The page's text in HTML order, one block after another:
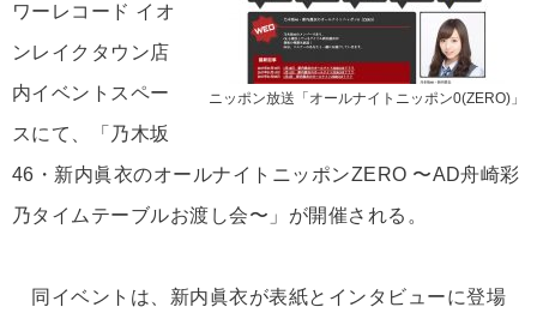
ニッポン放送「オールナイトニッポン0(ZERO)」
ワーレコード イオ
ンレイクタウン店
内イベントスペー
スにて、「乃木坂
46・新内眞衣のオールナイトニッポンZERO 〜AD舟崎彩
乃タイムテーブルお渡し会〜」が開催される。
同イベントは、新内眞衣が表紙とインタビューに登場